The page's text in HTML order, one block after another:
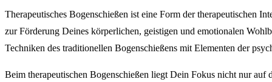
Therapeutisches Bogenschießen ist eine Form der therapeutischen
zur Förderung Deines körperlichen, geistigen und emotionalen
Techniken des traditionellen Bogenschießens mit Elementen der
Beim therapeutischen Bogenschießen liegt Dein Fokus nicht nur auf